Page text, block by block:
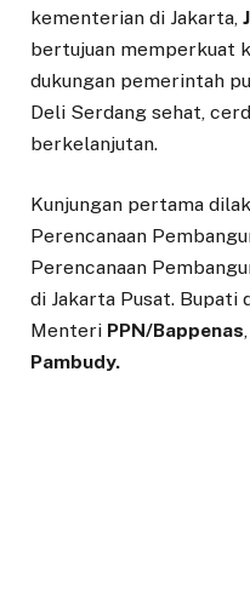
kementerian di Jakarta,
bertujuan memperkuat
dukungan pemerintah
Deli Serdang sehat,
berkelanjutan.
Kunjungan pertama
Perencanaan
Perencanaan
di Jakarta Pusat. Bupati
Menteri PPN/Bappenas,
Pambudy.